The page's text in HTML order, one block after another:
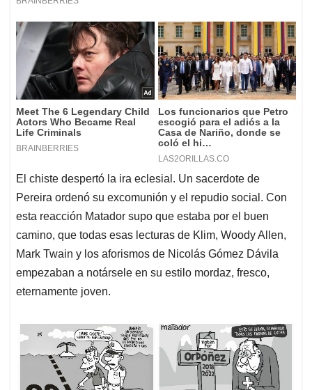
El chiste despertó la ira eclesial. Un sacerdote de
Pereira ordenó su excomunión y el repudio social. Con
esta reacción Matador supo que estaba por el buen
camino, que todas esas lecturas de Klim, Woody Allen,
Mark Twain y los aforismos de Nicolás Gómez Dávila
empezaban a notársele en su estilo mordaz, fresco,
eternamente joven.